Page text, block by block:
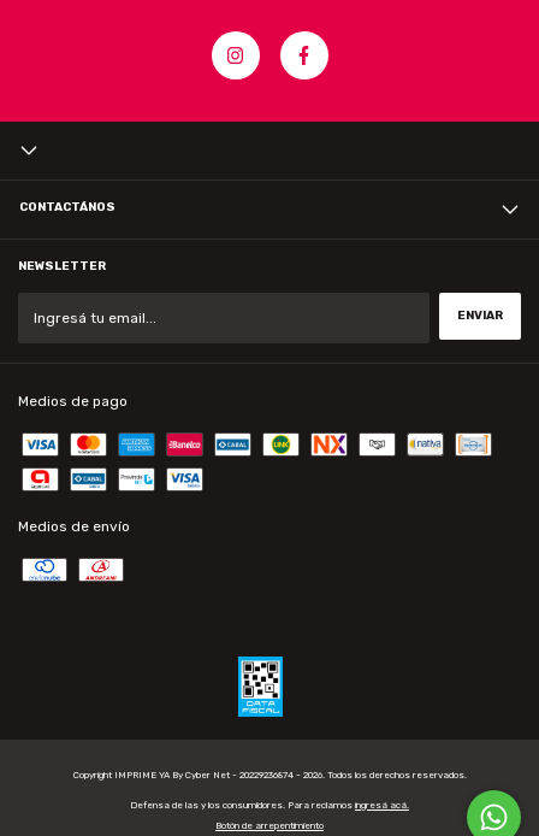
CONTACTÁNOS
NEWSLETTER
Medios de pago
Medios de envío
Copyright IMPRIME YA By Cyber Net - 20229236874 - 2026. Todos los derechos reservados.
Defensa de las y los consumidores. Para reclamos ingresá acá.
Botón de arrepentimiento